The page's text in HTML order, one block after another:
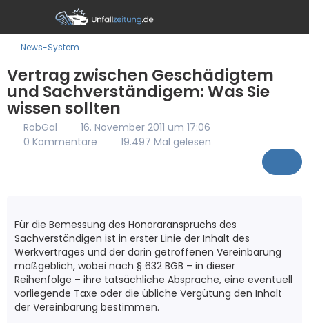
News-System
Vertrag zwischen Geschädigtem
und Sachverständigem: Was Sie
wissen sollten
RobGal
16. November 2011 um 17:06
0 Kommentare
19.497 Mal gelesen
Für die Bemessung des Honoraranspruchs des
Sachverständigen ist in erster Linie der Inhalt des
Werkvertrages und der darin getroffenen Vereinbarung
maßgeblich, wobei nach § 632 BGB – in dieser
Reihenfolge – ihre tatsächliche Absprache, eine eventuell
vorliegende Taxe oder die übliche Vergütung den Inhalt
der Vereinbarung bestimmen.